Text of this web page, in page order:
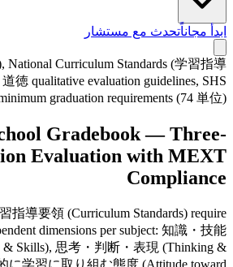
ابدأ مجاناًتحدث مع مستشار
Curriculum Standards (学習指導
徳 qualitative evaluation guidelines, SHS
graduation requirements (74 単位)
Gradebook — Three-
Evaluation with MEXT
Compliance
指導要領 (Curriculum Standards) require
dimensions per subject: 知識・技能
& Skills), 思考・判断・表現 (Thinking &
に学習に取り組む態度 (Attitude toward